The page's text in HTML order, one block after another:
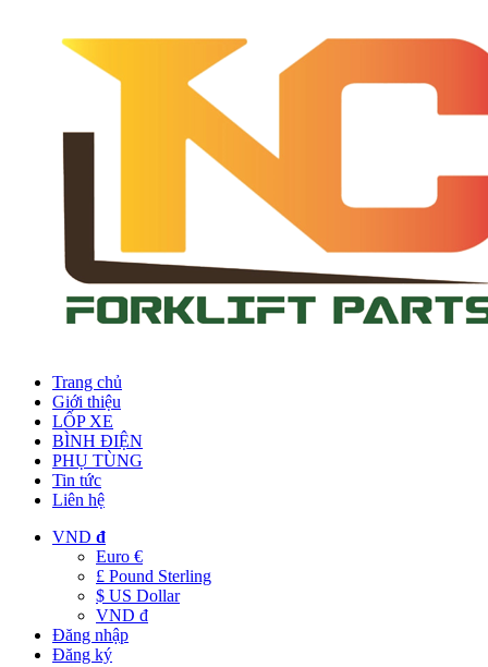
Trang chủ
Giới thiệu
LỐP XE
BÌNH ĐIỆN
PHỤ TÙNG
Tin tức
Liên hệ
VND đ
Euro €
£ Pound Sterling
$ US Dollar
VND đ
Đăng nhập
Đăng ký